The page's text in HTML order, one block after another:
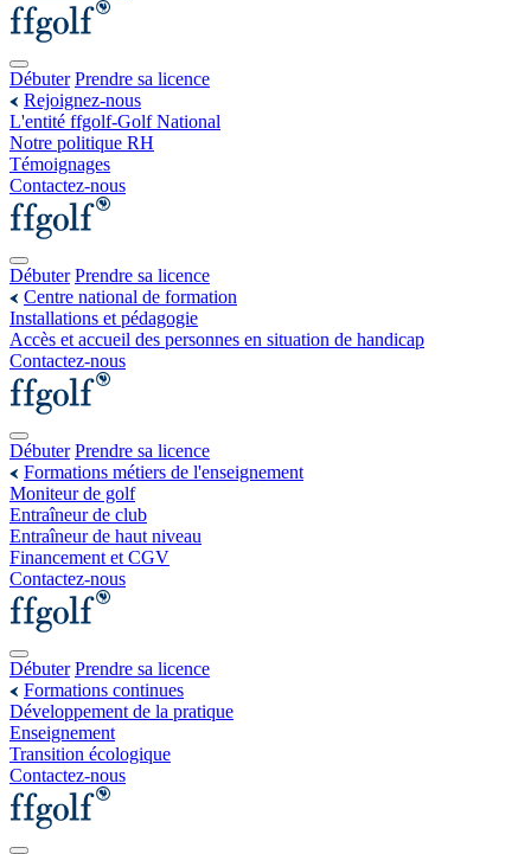
Débuter Prendre sa licence
Rejoignez-nous
L'entité ffgolf-Golf National
Notre politique RH
Témoignages
Contactez-nous
Débuter Prendre sa licence
Centre national de formation
Installations et pédagogie
Accès et accueil des personnes en situation de handicap
Contactez-nous
Débuter Prendre sa licence
Formations métiers de l'enseignement
Moniteur de golf
Entraîneur de club
Entraîneur de haut niveau
Financement et CGV
Contactez-nous
Débuter Prendre sa licence
Formations continues
Développement de la pratique
Enseignement
Transition écologique
Contactez-nous